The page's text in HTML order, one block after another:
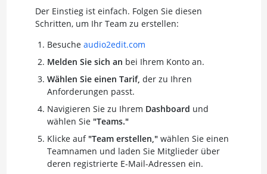
Der Einstieg ist einfach. Folgen Sie diesen
Schritten, um Ihr Team zu erstellen:
Besuche audio2edit.com
Melden Sie sich an bei Ihrem Konto an.
Wählen Sie einen Tarif, der zu Ihren
Anforderungen passt.
Navigieren Sie zu Ihrem Dashboard und
wählen Sie "Teams."
Klicke auf "Team erstellen,"wählen Sie einen
Teamnamen und laden Sie Mitglieder über
deren registrierte E-Mail-Adressen ein.